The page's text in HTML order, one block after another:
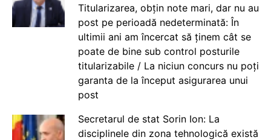
Titularizarea, obțin note mari, dar nu au
post pe perioadă nedeterminată: În
ultimii ani am încercat să ținem cât se
poate de bine sub control posturile
titularizabile / La niciun concurs nu poți
garanta de la început asigurarea unui
post
Secretarul de stat Sorin Ion: La
disciplinele din zona tehnologică există